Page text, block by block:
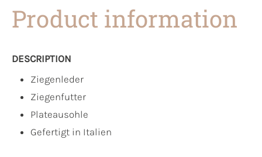
Product information
DESCRIPTION
Ziegenleder
Ziegenfutter
Plateausohle
Gefertigt in Italien